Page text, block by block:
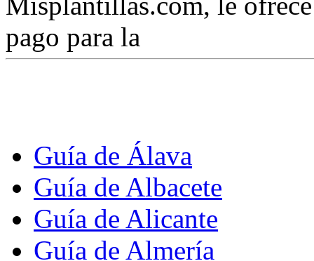
pago para la
Guía de Álava
Guía de Albacete
Guía de Alicante
Guía de Almería